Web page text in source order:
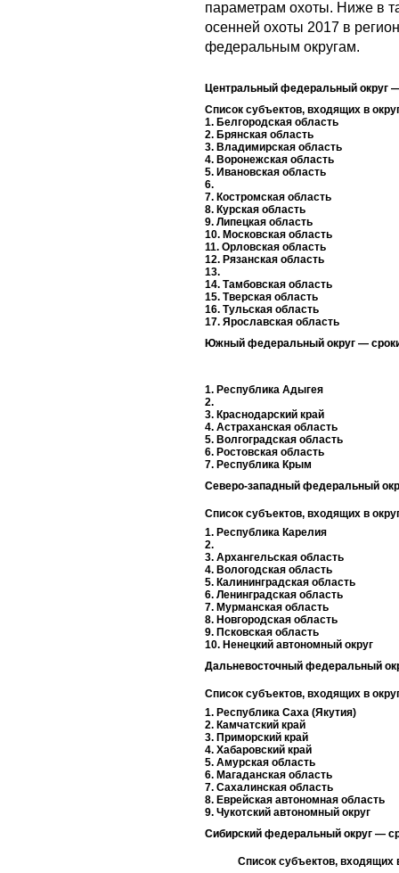
параметрам охоты. Ниже в
осенней охоты 2017 в
федеральным округам.
Центральный федеральный округ
Список субъектов, входящих в
1. Белгородская область
2. Брянская область
3. Владимирская область
4. Воронежская область
5. Ивановская область
6.
7. Костромская область
8. Курская область
9. Липецкая область
10. Московская область
11. Орловская область
12. Рязанская область
13.
14. Тамбовская область
15. Тверская область
16. Тульская область
17. Ярославская область
Южный федеральный округ —
1. Республика Адыгея
2.
3. Краснодарский край
4. Астраханская область
5. Волгоградская область
6. Ростовская область
7. Республика Крым
Северо-западный федеральный
Список субъектов, входящих в
1. Республика Карелия
2.
3. Архангельская область
4. Вологодская область
5. Калининградская область
6. Ленинградская область
7. Мурманская область
8. Новгородская область
9. Псковская область
10. Ненецкий автономный округ
Дальневосточный федеральный
Список субъектов, входящих в
1. Республика Саха (Якутия)
2. Камчатский край
3. Приморский край
4. Хабаровский край
5. Амурская область
6. Магаданская область
7. Сахалинская область
8. Еврейская автономная область
9. Чукотский автономный округ
Сибирский федеральный округ —
Список субъектов, входящих